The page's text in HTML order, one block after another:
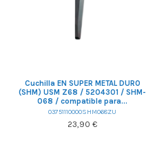
Cuchilla EN SUPER METAL DURO
(SHM) USM Z68 / 5204301 / SHM-
068 / compatible para...
03751110000SHM068ZU
23,90 €